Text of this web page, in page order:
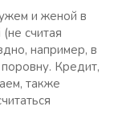
и женой в
считая
например, в
Кредит,
также